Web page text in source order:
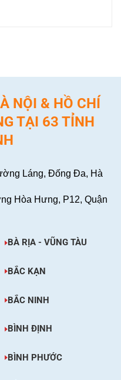
NỘI & HỒ CHÍ
TẠI 63 TỈNH
Láng, Đống Đa, Hà
Hòa Hưng, P12, Quận
BÀ RỊA - VŨNG TÀU
BẮC KẠN
BẮC NINH
BÌNH ĐỊNH
BÌNH PHƯỚC